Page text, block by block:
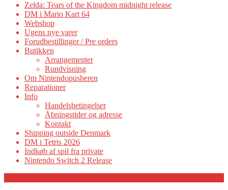
Zelda: Tears of the Kingdom midnight release
DM i Mario Kart 64
Webshop
Ugens nye varer
Forudbestillinger / Pre orders
Butikken
Arrangementer
Rundvisning
Om Nintendopusheren
Reparationer
Info
Handelsbetingelser
Åbningstider og adresse
Kontakt
Shipping outside Denmark
DM i Tetris 2026
Indkøb af spil fra private
Nintendo Switch 2 Release